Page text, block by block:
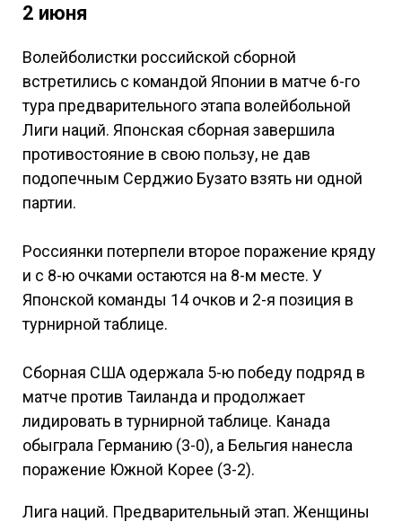
2 июня
Волейболистки российской сборной
встретились с командой Японии в матче 6-го
тура предварительного этапа волейбольной
Лиги наций. Японская сборная завершила
противостояние в свою пользу, не дав
подопечным Серджио Бузато взять ни одной
партии.
Россиянки потерпели второе поражение кряду
и с 8-ю очками остаются на 8-м месте. У
Японской команды 14 очков и 2-я позиция в
турнирной таблице.
Сборная США одержала 5-ю победу подряд в
матче против Таиланда и продолжает
лидировать в турнирной таблице. Канада
обыграла Германию (3-0), а Бельгия нанесла
поражение Южной Корее (3-2).
Лига наций. Предварительный этап. Женщины